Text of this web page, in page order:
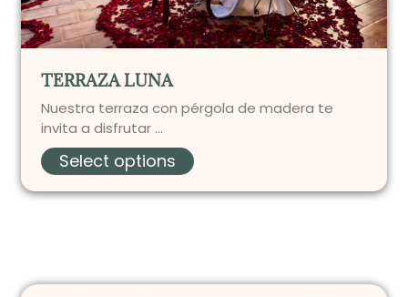
TERRAZA LUNA
Nuestra terraza con pérgola de madera te
invita a disfrutar …
Select options